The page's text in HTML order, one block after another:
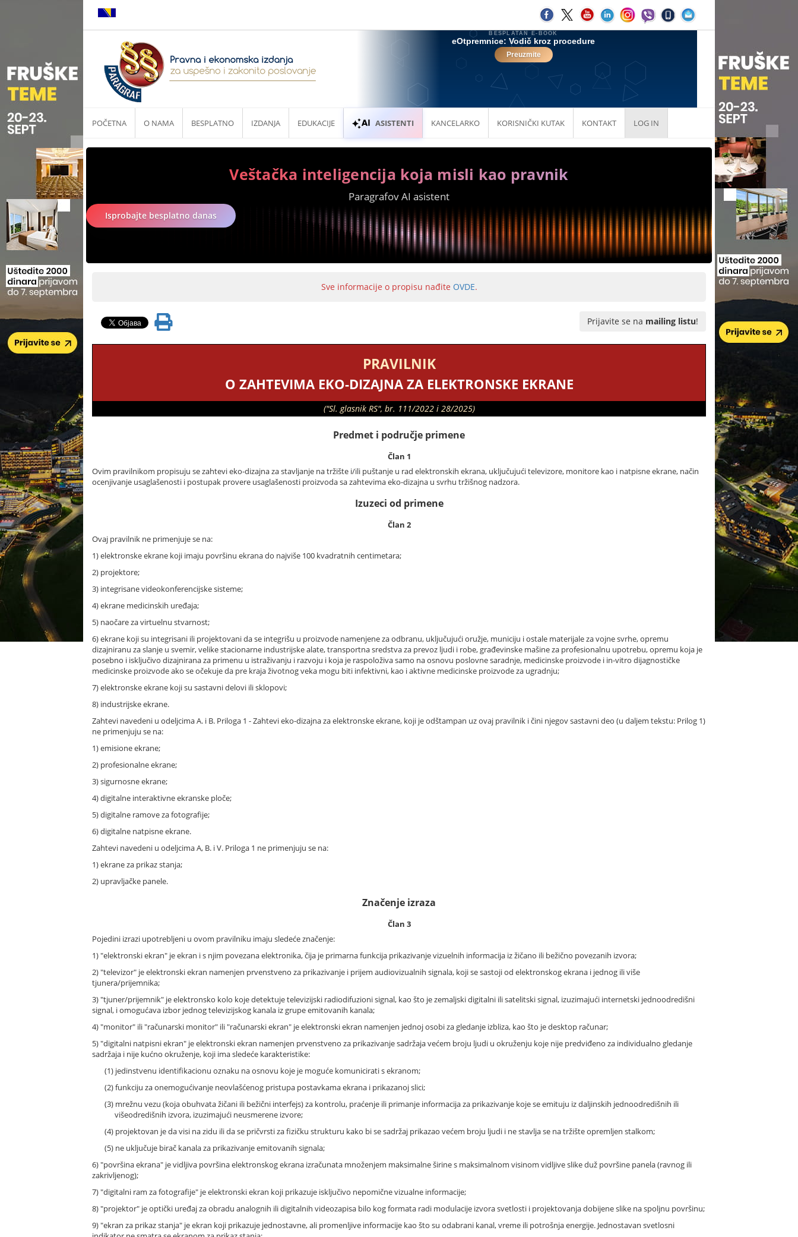
POČETNA O NAMA BESPLATNO IZDANJA EDUKACIJE ASISTENTI KANCELARKO KORISNIČKI KUTAK KONTAKT LOG IN
Veštačka inteligencija koja misli kao pravnik
Paragrafov AI asistent
Isprobajte besplatno danas
Sve informacije o propisu nađite OVDE.
Prijavite se na mailing listu!
PRAVILNIK
O ZAHTEVIMA EKO-DIZAJNA ZA ELEKTRONSKE EKRANE
("Sl. glasnik RS", br. 111/2022 i 28/2025)
Predmet i područje primene
Član 1
Ovim pravilnikom propisuju se zahtevi eko-dizajna za stavljanje na tržište i/ili puštanje u rad elektronskih ekrana, uključujući televizore, monitore kao i natpisne ekrane, način
ocenjivanje usaglašenosti i postupak provere usaglašenosti proizvoda sa zahtevima eko-dizajna u svrhu tržišnog nadzora.
Izuzeci od primene
Član 2
Ovaj pravilnik ne primenjuje se na:
1) elektronske ekrane koji imaju površinu ekrana do najviše 100 kvadratnih centimetara;
2) projektore;
3) integrisane videokonferencijske sisteme;
4) ekrane medicinskih uređaja;
5) naočare za virtuelnu stvarnost;
6) ekrane koji su integrisani ili projektovani da se integrišu u proizvode namenjene za odbranu, uključujući oružje, municiju i ostale materijale za vojne svrhe, opremu
dizajniranu za slanje u svemir, velike stacionarne industrijske alate, transportna sredstva za prevoz ljudi i robe, građevinske mašine za profesionalnu upotrebu, opremu koja je
posebno i isključivo dizajnirana za primenu u istraživanju i razvoju i koja je raspoloživa samo na osnovu poslovne saradnje, medicinske proizvode i in-vitro dijagnostičke
medicinske proizvode ako se očekuje da pre kraja životnog veka mogu biti infektivni, kao i aktivne medicinske proizvode za ugradnju;
7) elektronske ekrane koji su sastavni delovi ili sklopovi;
8) industrijske ekrane.
Zahtevi navedeni u odeljcima A. i B. Priloga 1 - Zahtevi eko-dizajna za elektronske ekrane, koji je odštampan uz ovaj pravilnik i čini njegov sastavni deo (u daljem tekstu: Prilog 1)
ne primenjuju se na:
1) emisione ekrane;
2) profesionalne ekrane;
3) sigurnosne ekrane;
4) digitalne interaktivne ekranske ploče;
5) digitalne ramove za fotografije;
6) digitalne natpisne ekrane.
Zahtevi navedeni u odeljcima A, B. i V. Priloga 1 ne primenjuju se na:
1) ekrane za prikaz stanja;
2) upravljačke panele.
Značenje izraza
Član 3
Pojedini izrazi upotrebljeni u ovom pravilniku imaju sledeće značenje:
1) "elektronski ekran" je ekran i s njim povezana elektronika, čija je primarna funkcija prikazivanje vizuelnih informacija iz žičano ili bežično povezanih izvora;
2) "televizor" je elektronski ekran namenjen prvenstveno za prikazivanje i prijem audiovizualnih signala, koji se sastoji od elektronskog ekrana i jednog ili više
tjunera/prijemnika;
3) "tjuner/prijemnik" je elektronsko kolo koje detektuje televizijski radiodifuzioni signal, kao što je zemaljski digitalni ili satelitski signal, izuzimajući internetski jednoodredišni
signal, i omogućava izbor jednog televizijskog kanala iz grupe emitovanih kanala;
4) "monitor" ili "računarski monitor" ili "računarski ekran" je elektronski ekran namenjen jednoj osobi za gledanje izbliza, kao što je desktop računar;
5) "digitalni natpisni ekran" je elektronski ekran namenjen prvenstveno za prikazivanje sadržaja većem broju ljudi u okruženju koje nije predviđeno za individualno gledanje
sadržaja i nije kućno okruženje, koji ima sledeće karakteristike:
(1) jedinstvenu identifikacionu oznaku na osnovu koje je moguće komunicirati s ekranom;
(2) funkciju za onemogućivanje neovlašćenog pristupa postavkama ekrana i prikazanoj slici;
(3) mrežnu vezu (koja obuhvata žičani ili bežični interfejs) za kontrolu, praćenje ili primanje informacija za prikazivanje koje se emituju iz daljinskih jednoodredišnih ili
višeodredišnih izvora, izuzimajući neusmerene izvore;
(4) projektovan je da visi na zidu ili da se pričvrsti za fizičku strukturu kako bi se sadržaj prikazao većem broju ljudi i ne stavlja se na tržište opremljen stalkom;
(5) ne uključuje birač kanala za prikazivanje emitovanih signala;
6) "površina ekrana" je vidljiva površina elektronskog ekrana izračunata množenjem maksimalne širine s maksimalnom visinom vidljive slike duž površine panela (ravnog ili
zakrivljenog);
7) "digitalni ram za fotografije" je elektronski ekran koji prikazuje isključivo nepomične vizualne informacije;
8) "projektor" je optički uređaj za obradu analognih ili digitalnih videozapisa bilo kog formata radi modulacije izvora svetlosti i projektovanja dobijene slike na spoljnu površinu;
9) "ekran za prikaz stanja" je ekran koji prikazuje jednostavne, ali promenljive informacije kao što su odabrani kanal, vreme ili potrošnja energije. Jednostavan svetlosni